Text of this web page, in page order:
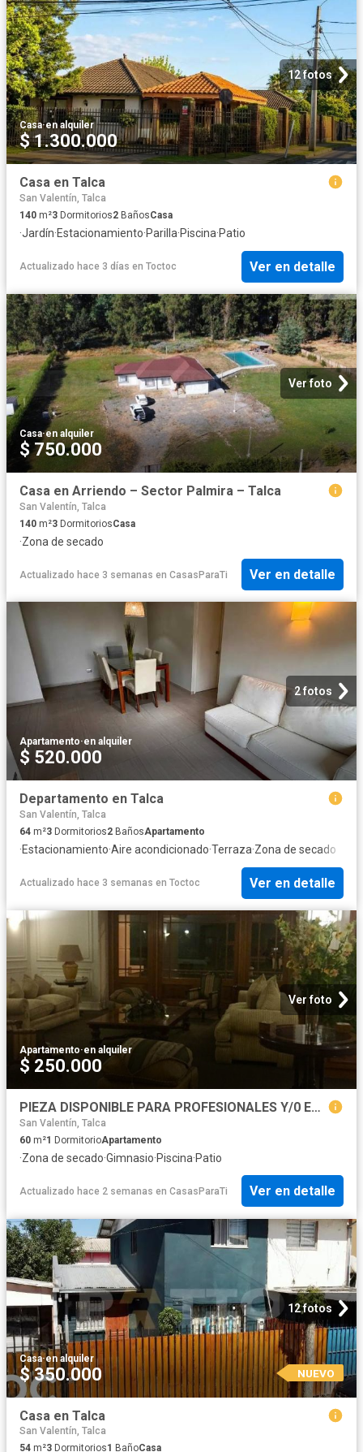
12 fotos
Casa·en alquiler
$ 1.300.000
Casa en Talca
San Valentín, Talca
140 m²3 Dormitorios2 BañosCasa
·Jardín·Estacionamiento·Parilla·Piscina·Patio
Actualizado hace 3 días en Toctoc Ver en detalle
Ver foto
Casa·en alquiler
$ 750.000
Casa en Arriendo – Sector Palmira – Talca
San Valentín, Talca
140 m²3 DormitoriosCasa
·Zona de secado
Actualizado hace 3 semanas en CasasParaTi Ver en detalle
2 fotos
Apartamento·en alquiler
$ 520.000
Departamento en Talca
San Valentín, Talca
64 m²3 Dormitorios2 BañosApartamento
·Estacionamiento·Aire acondicionado·Terraza·Zona de secado
Actualizado hace 3 semanas en Toctoc Ver en detalle
Ver foto
Apartamento·en alquiler
$ 250.000
PIEZA DISPONIBLE PARA PROFESIONALES Y/0 ESTUDIANTES
San Valentín, Talca
60 m²1 DormitorioApartamento
·Zona de secado·Gimnasio·Piscina·Patio
Actualizado hace 2 semanas en CasasParaTi Ver en detalle
12 fotos
Casa·en alquiler
$ 350.000 NUEVO
Casa en Talca
San Valentín, Talca
54 m²3 Dormitorios1 BañoCasa